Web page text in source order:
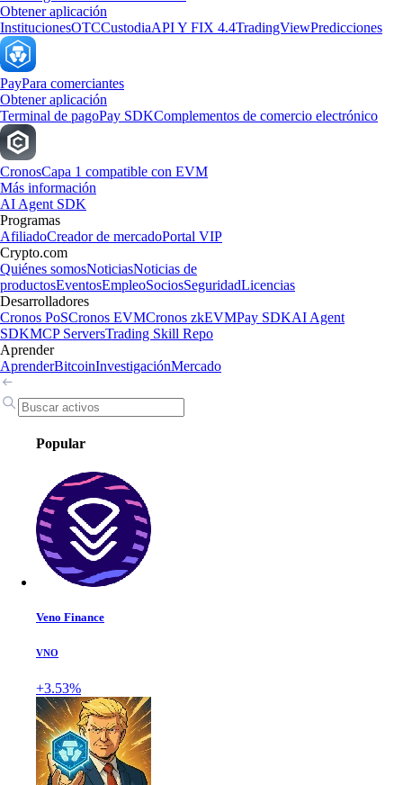
Obtener aplicación
InstitucionesOTCCustodiaAPI Y FIX 4.4TradingViewPredicciones
PayPara comerciantes
Obtener aplicación
Terminal de pagoPay SDKComplementos de comercio electrónico
CronosCapa 1 compatible con EVM
Más información
AI Agent SDK
Programas
AfiliadoCreador de mercadoPortal VIP
Crypto.com
Quiénes somosNoticiasNoticias de
productosEventosEmpleoSociosSeguridadLicencias
Desarrolladores
Cronos PoSCronos EVMCronos zkEVMPay SDKAI Agent
SDKMCP ServersTrading Skill Repo
Aprender
AprenderBitcoinInvestigaciónMercado
Popular
Veno Finance
VNO
+3.53%